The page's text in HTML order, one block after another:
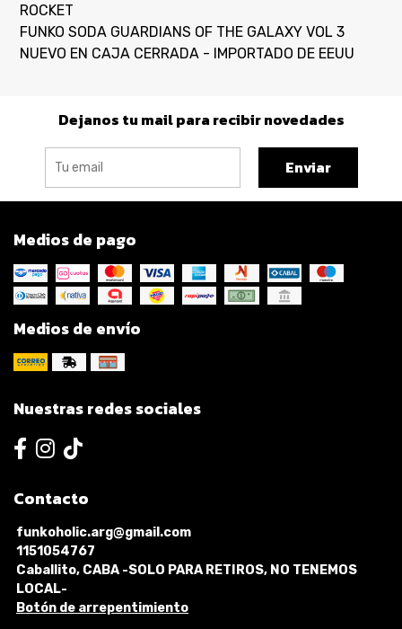
ROCKET
FUNKO SODA GUARDIANS OF THE GALAXY VOL 3
NUEVO EN CAJA CERRADA - IMPORTADO DE EEUU
Dejanos tu mail para recibir novedades
Enviar
Medios de pago
Medios de envío
Nuestras redes sociales
Contacto
funkoholic.arg@gmail.com
1151054767
Caballito, CABA -SOLO PARA RETIROS, NO TENEMOS
LOCAL-
Botón de arrepentimiento